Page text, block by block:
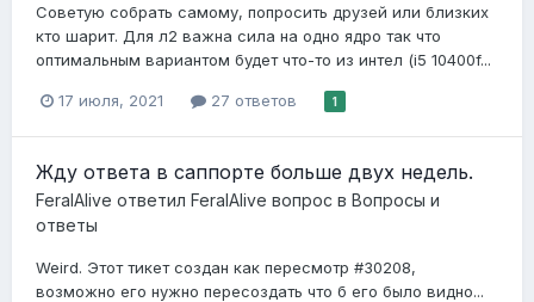
Советую собрать самому, попросить друзей или близких
кто шарит. Для л2 важна сила на одно ядро так что
оптимальным вариантом будет что-то из интел (i5 10400f...
17 июля, 2021 27 ответов 1
Жду ответа в саппорте больше двух недель.
FeralAlive ответил FeralAlive вопрос в Вопросы и
ответы
Weird. Этот тикет создан как пересмотр #30208,
возможно его нужно пересоздать что б его было видно...